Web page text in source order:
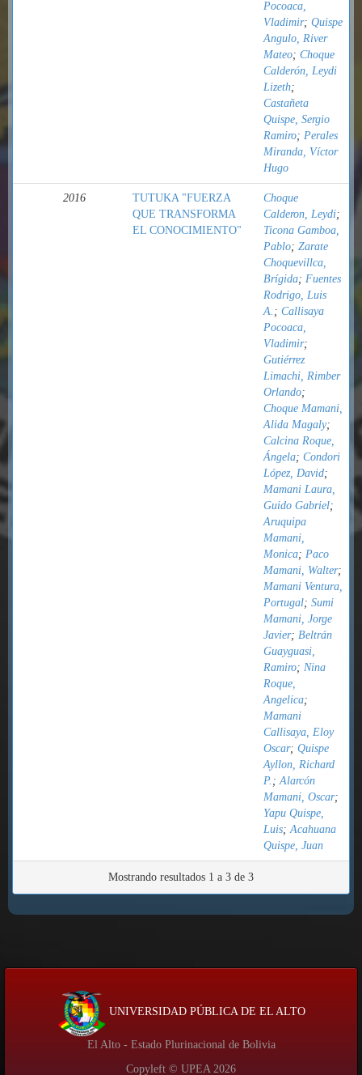
Pocoaca,
Vladimir; Quispe
Angulo, River
Mateo; Choque
Calderón, Leydi
Lizeth;
Castañeta
Quispe, Sergio
Ramiro; Perales
Miranda, Víctor
Hugo
2016
TUTUKA "FUERZA
QUE TRANSFORMA
EL CONOCIMIENTO"
Choque
Calderon, Leydi;
Ticona Gamboa,
Pablo; Zarate
Choquevillca,
Brígida; Fuentes
Rodrigo, Luis
A. ; Callisaya
Pocoaca,
Vladimir;
Gutiérrez
Limachi, Rimber
Orlando;
Choque Mamani,
Alida Magaly;
Calcina Roque,
Ángela; Condori
López, David;
Mamani Laura,
Guido Gabriel;
Aruquipa
Mamani,
Monica; Paco
Mamani, Walter;
Mamani Ventura,
Portugal; Sumi
Mamani, Jorge
Javier; Beltrán
Guayguasi,
Ramiro; Nina
Roque,
Angelica;
Mamani
Callisaya, Eloy
Oscar; Quispe
Ayllon, Richard
P. ;Alarcón
Mamani, Oscar;
Yapu Quispe,
Luis;Acahuana
Quispe, Juan
Mostrando resultados 1 a 3 de 3
UNIVERSIDAD PÚBLICA DE EL ALTO
El Alto - Estado Plurinacional de Bolivia
Copyleft © UPEA 2026